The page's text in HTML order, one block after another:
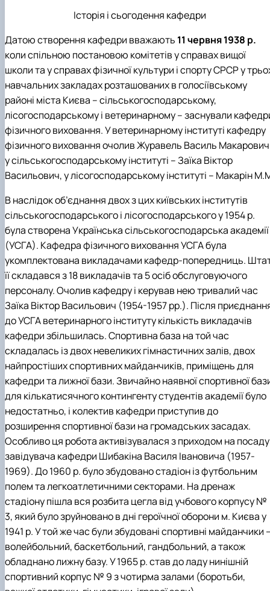
Практична підготовка
Атестація здобувачів
Результати анкетування
Додаткова (супровідна) інформація
Акредитація
Договори про співпрацю
Історія і сьогодення кафедри
Датою створення кафедри вважають 11 червня 1938 р.
коли спільною постановою комітетів у справах вищої
школи та у справах фізичної культури і спорту СРСР у
навчальних закладах розташованих в голосіївському
районі міста Києва – сільськогосподарському,
лісогосподарському і ветеринарному – заснували
фізичного виховання. У ветеринарному інституті кафедру
фізичного виховання очолив Журавель Василь
у сільськогосподарському інституті – Заїка Віктор
Васильович, у лісогосподарському інституті – Макарін
В наслідок об’єднання двох з цих київських інститутів
сільськогосподарського і лісогосподарського у 1954 р.
була створена Українська сільськогосподарська академії
(УСГА). Кафедра фізичного виховання УСГА була
укомплектована викладачами кафедр-попередниць.
її складався з 18 викладачів та 5 осіб обслуговуючого
персоналу. Очолив кафедру і керував нею тривалий час
Заїка Віктор Васильович (1954-1957 рр.). Після
до УСГА ветеринарного інституту кількість викладачів
кафедри збільшилась. Спортивна база на той час
складалась із двох невеликих гімнастичних залів, двох
найпростіших спортивних майданчиків, приміщень для
кафедри та лижної бази. Звичайно наявної спортивної
для кількатисячного контингенту студентів академії було
недостатньо, і колектив кафедри приступив до
розширення спортивної бази на громадських засадах.
Особливо ця робота активізувалася з приходом на посаду
завідувача кафедри Шибакіна Василя Івановича (1957-
1969). До 1960 р. було збудовано стадіон із футбольним
полем та легкоатлетичними секторами. На дренаж
стадіону пішла вся розбита цегла від учбового корпусу №
3, який було зруйновано в дні героїчної оборони м. Києва у
1941 р. У той же час були збудовані спортивні майданчики
волейбольний, баскетбольний, гандбольний, а також
обладнано лижну базу. У 1965 р. став до ладу нинішній
спортивний корпус № 9 з чотирма залами (боротьби,